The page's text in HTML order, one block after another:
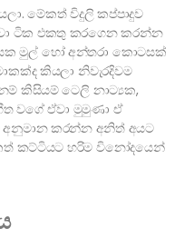
මේකත් විදුලි කප්පාදුව
ටික එකතු කරගෙන කරන්න
මුල් හෝ අන්තරා කොටසක්
කියලා නිවැරදිවම
කිසියම් ටෙලි නාට්‍යක,
වගේ ඒවා මුමුණා ඒ
කරන්න අනිත් අයට
කට්ටියට හරිම විනෝදයෙන්